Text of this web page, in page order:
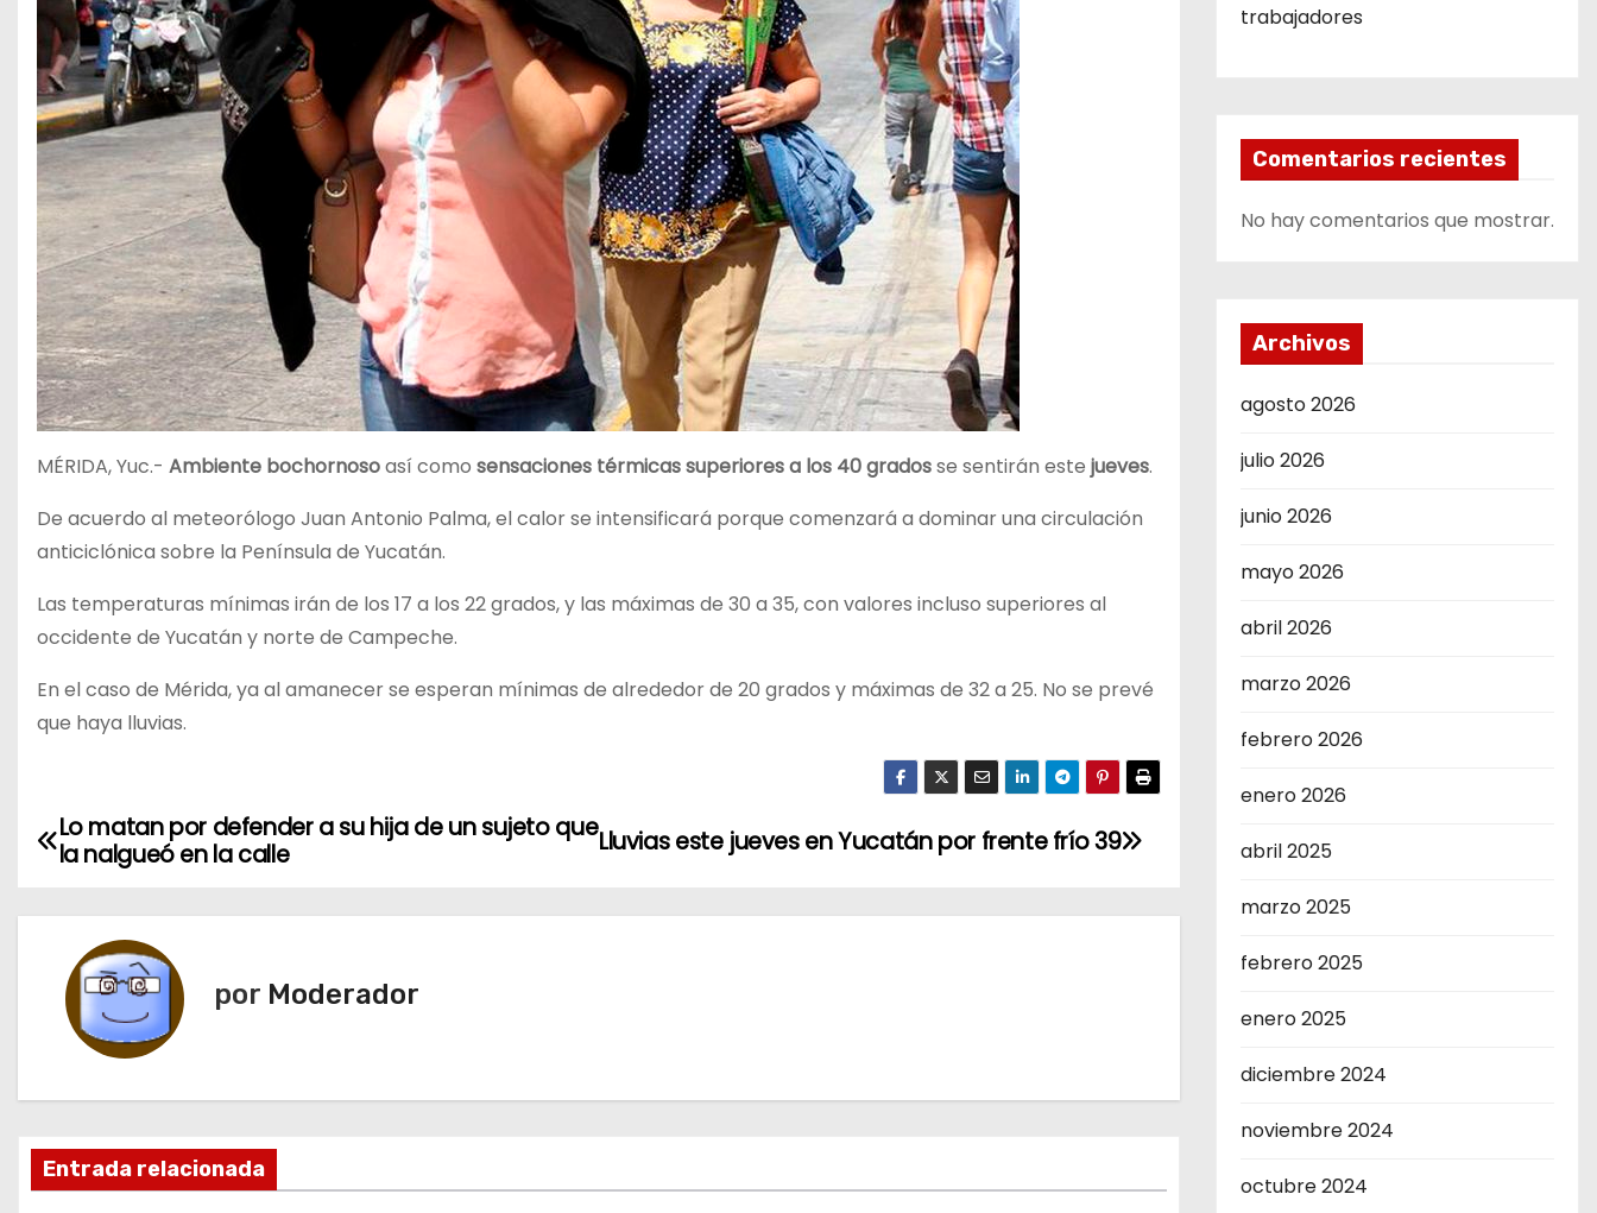
MÉRIDA, Yuc.- Ambiente bochornosoasí como sensaciones térmicas superiores a los 40 gradosse sentirán este jueves.
De acuerdo al meteorólogo Juan Antonio Palma, el calor se intensificará porque comenzará a dominar una circulación
anticiclónica sobre la Península de Yucatán.
Las temperaturas mínimas irán de los 17 a los 22 grados, y las máximas de 30 a 35, con valores incluso superiores al
occidente de Yucatán y norte de Campeche.
En el caso de Mérida, ya al amanecer se esperan mínimas de alrededor de 20 grados y máximas de 32 a 25. No se prevé
que haya lluvias.
N
c
i
Lluvias este jueves en Yucatán por frente frío 39
Lo matan por defender a su hija de un sujeto que
la nalgueó en la calle
por Moderador
Entrada relacionada
trabajadores
Comentarios recientes
No hay comentarios que mostrar.
Archivos
agosto 2026
julio 2026
junio 2026
mayo 2026
abril 2026
marzo 2026
febrero 2026
enero 2026
abril 2025
marzo 2025
febrero 2025
enero 2025
diciembre 2024
noviembre 2024
octubre 2024